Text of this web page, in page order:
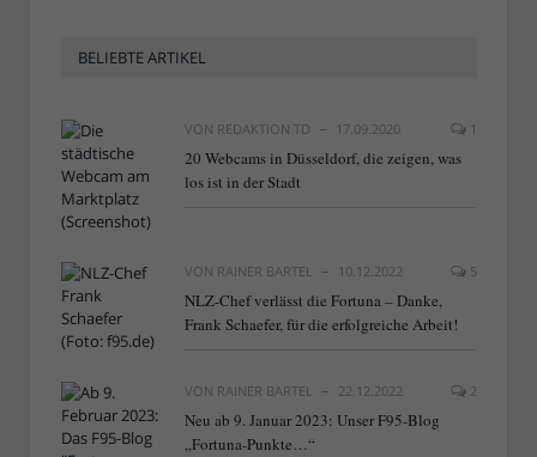
BELIEBTE ARTIKEL
VON REDAKTION TD 17.09.2020 1
20 Webcams in Düsseldorf, die zeigen, was
los ist in der Stadt
VON RAINER BARTEL 10.12.2022 5
NLZ-Chef verlässt die Fortuna – Danke,
Frank Schaefer, für die erfolgreiche Arbeit!
VON RAINER BARTEL 22.12.2022 2
Neu ab 9. Januar 2023: Unser F95-Blog
„Fortuna-Punkte…“